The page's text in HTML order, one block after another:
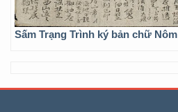
Sấm Trạng Trình ký bản chữ Nôm